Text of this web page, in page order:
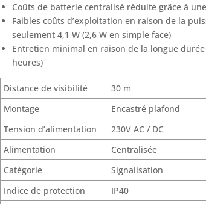
Coûts de batterie centralisé réduite grâce à
Faibles coûts d’exploitation en raison de la
seulement 4,1 W (2,6 W en simple face)
Entretien minimal en raison de la longue durée
heures)
Distance de visibilité
30 m
Montage
Encastré plafond
Tension d’alimentation
230V AC / DC
Alimentation
Centralisée
Catégorie
Signalisation
Indice de protection
IP40